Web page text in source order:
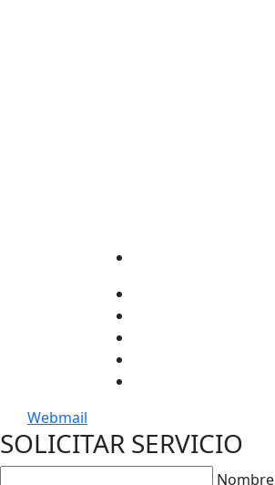
Webmail
SOLICITAR SERVICIO
Nombre